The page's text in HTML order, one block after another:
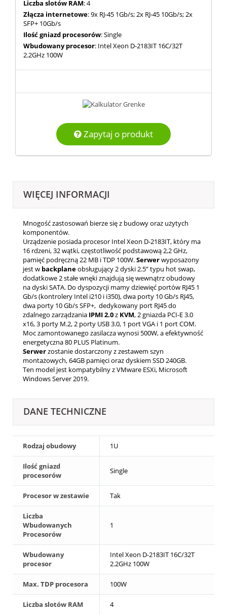
Liczba slotów RAM: 4
Złącza internetowe: 9x RJ-45 1Gb/s; 2x RJ-45 10Gb/s; 2x
SFP+ 10Gb/s
Ilość gniazd procesorów: Single
Wbudowany procesor: Intel Xeon D-2183IT 16C/32T
2.2GHz 100W
Zapytaj o produkt
WIĘCEJ INFORMACJI
Mnogość zastosowań bierze się z budowy oraz użytych
komponentów.
Urządzenie posiada procesor Intel Xeon D-2183IT, który ma
16 rdzeni, 32 wątki, częstotliwość podstawową 2,2 GHz,
pamięć podręczną 22 MB i TDP 100W.Serwerwyposażony
jest w backplaneobsługujący 2 dyski 2.5” typu hot swap,
dodatkowe 2 stałe wnęki znajdują się wewnątrz obudowy
na dyski SATA. Do dyspozycji mamy dziewięć portów RJ45 1
Gb/s (kontrolery Intel i210 i i350), dwa porty 10 Gb/s RJ45,
dwa porty 10 Gb/s SFP+, dedykowany port RJ45 do
zdalnego zarządzania IPMI 2.0z KVM, 2 gniazda PCI-E 3.0
x16, 3 porty M.2, 2 porty USB 3.0, 1 port VGA i 1 port COM.
Moc zamontowanego zasilacza wynosi 500W, a efektywność
energetyczna 80 PLUS Platinum.
Serwerzostanie dostarczony z zestawem szyn
montażowych, 64GB pamięci oraz dyskiem SSD 240GB.
Ten model jest kompatybilny z VMware ESXi, Microsoft
Windows Server 2019.
DANE TECHNICZNE
Rodzaj obudowy 1U
Ilość gniazd
procesorów
Single
Procesor w zestawie Tak
Liczba
Wbudowanych
Procesorów
1
Wbudowany
procesor
Intel Xeon D-2183IT 16C/32T
2.2GHz 100W
Max. TDP procesora 100W
Liczba slotów RAM 4